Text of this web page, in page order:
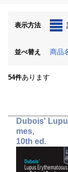
表示方法
並べ替え 商品
54件あります
Dubois'
mes,
10th ed.